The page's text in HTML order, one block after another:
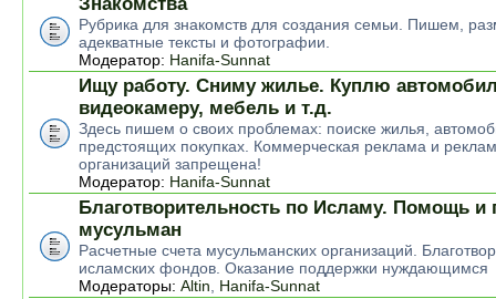
Рубрика для знакомств для создания семьи. Пишем,
адекватные тексты и фотографии.
Модератор: Hanifa-Sunnat
Ищу работу. Сниму жилье. Куплю
видеокамеру, мебель и т.д.
Здесь пишем о своих проблемах: поиске жилья,
предстоящих покупках. Коммерческая реклама и
организаций запрещена!
Модератор: Hanifa-Sunnat
Благотворительность по Исламу. Помощь и
мусульман
Расчетные счета мусульманских организаций.
исламских фондов. Оказание поддержки нуждающимся
Модераторы: Altin Hanifa-Sunnat